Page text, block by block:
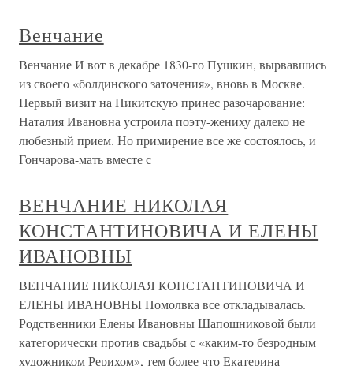
Венчание
Венчание И вот в декабре 1830-го Пушкин, вырвавшись
из своего «болдинского заточения», вновь в Москве.
Первый визит на Никитскую принес разочарование:
Наталия Ивановна устроила поэту-жениху далеко не
любезный прием. Но примирение все же состоялось, и
Гончарова-мать вместе с
ВЕНЧАНИЕ НИКОЛАЯ
КОНСТАНТИНОВИЧА И ЕЛЕНЫ
ИВАНОВНЫ
ВЕНЧАНИЕ НИКОЛАЯ КОНСТАНТИНОВИЧА И
ЕЛЕНЫ ИВАНОВНЫ Помолвка все откладывалась.
Родственники Елены Ивановны Шапошниковой были
категорически против свадьбы с «каким-то безродным
художником Рерихом», тем более что Екатерина